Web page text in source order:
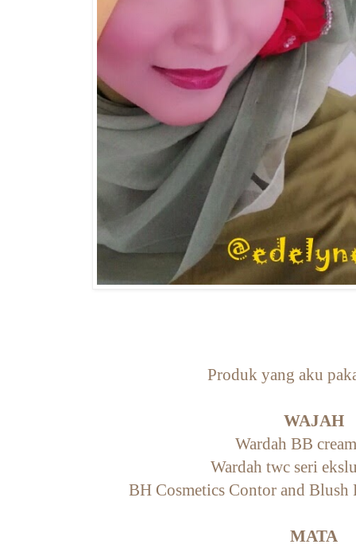
Produk yang aku
WAJAH
Wardah BB
Wardah twc seri
BH Cosmetics Contor and Blush
MATA